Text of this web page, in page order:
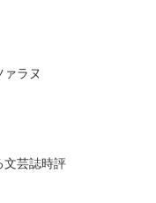
ラヌ
文芸誌時評